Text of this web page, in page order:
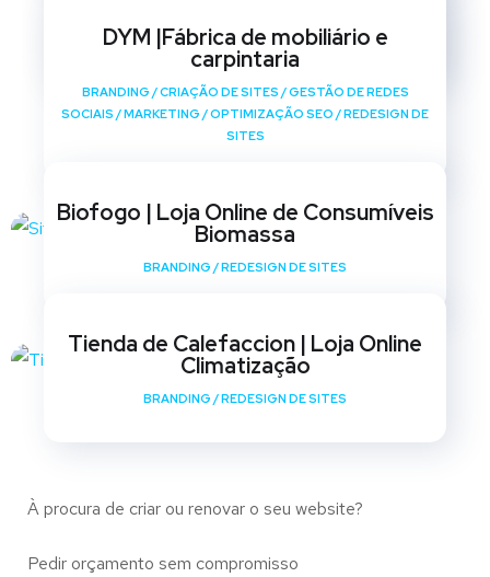
SITES
DYM |Fábrica de mobiliário e
carpintaria
BRANDING /CRIAÇÃO DE SITES /GESTÃO DE REDES
SOCIAIS /MARKETING /OPTIMIZAÇÃO SEO /REDESIGN DE
SITES
Biofogo | Loja Online de Consumíveis
Biomassa
BRANDING /REDESIGN DE SITES
Tienda de Calefaccion | Loja Online
Climatização
BRANDING /REDESIGN DE SITES
À procura de criar ou renovar o seu website?
Pedir orçamento sem compromisso